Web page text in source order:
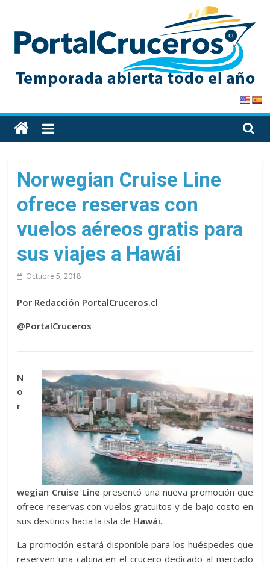
content
PortalCruceros
Toda
la
de
cruceros
en
solo
Norwegian Cruise Line
ofrece reservas con
vuelos aéreos gratis para
sus viajes a Hawái
Octubre 5, 2018
Por Redacción PortalCruceros.cl
@PortalCruceros
N
o
r
wegian Cruise Line presentó una nueva promoción que
ofrece reservas con vuelos gratuitos y de bajo costo en
sus destinos hacia la isla de Hawái.
La promoción estará disponible para los huéspedes que
reserven una cabina en el crucero dedicado al mercado